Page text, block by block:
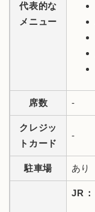
代表的な
メニュー
席数 -
クレジッ
トカード
-
駐車場 あり
JR：